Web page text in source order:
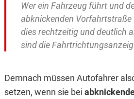
Wer ein Fahrzeug führt und
abknickenden Vorfahrtstraße
dies rechtzeitig und deutlich
sind die
Demnach müssen Autofahrer
setzen, wenn sie bei